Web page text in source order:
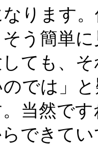
ります
う簡単
ても、
では」
当然で
できて